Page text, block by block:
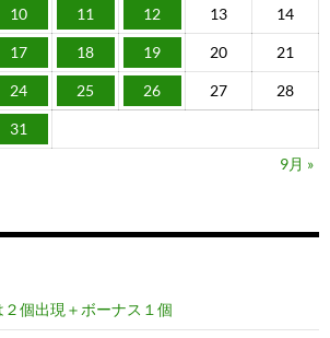
10 11 12 13 14
17 18 19 20 21
24 25 26 27 28
31
9月 »
個出現＋ボーナス１個